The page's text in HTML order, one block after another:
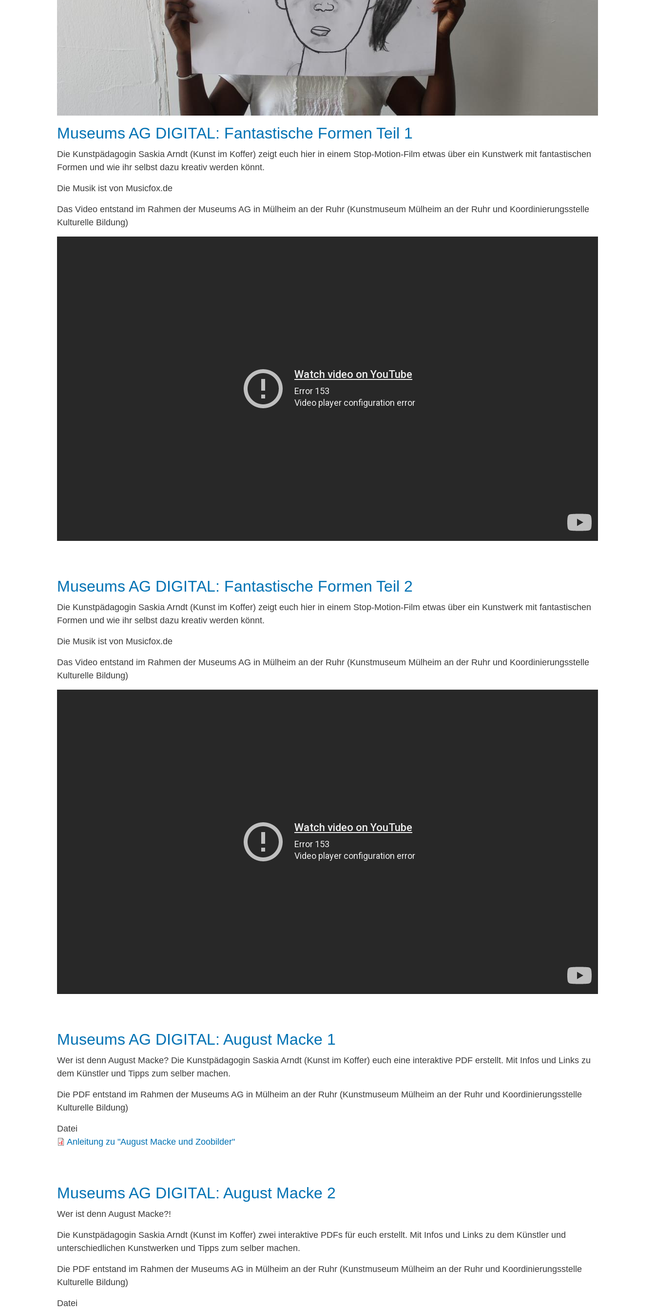
Museums AG DIGITAL: Fantastische Formen Teil 1
Die Kunstpädagogin Saskia Arndt (Kunst im Koffer) zeigt euch hier in einem Stop-Motion-Film etwas über ein Kunstwerk mit fantastischen
Formen und wie ihr selbst dazu kreativ werden könnt.
Die Musik ist von Musicfox.de
Das Video entstand im Rahmen der Museums AG in Mülheim an der Ruhr (Kunstmuseum Mülheim an der Ruhr und Koordinierungsstelle
Kulturelle Bildung)
Museums AG DIGITAL: Fantastische Formen Teil 2
Die Kunstpädagogin Saskia Arndt (Kunst im Koffer) zeigt euch hier in einem Stop-Motion-Film etwas über ein Kunstwerk mit fantastischen
Formen und wie ihr selbst dazu kreativ werden könnt.
Die Musik ist von Musicfox.de
Das Video entstand im Rahmen der Museums AG in Mülheim an der Ruhr (Kunstmuseum Mülheim an der Ruhr und Koordinierungsstelle
Kulturelle Bildung)
Museums AG DIGITAL: August Macke 1
Wer ist denn August Macke? Die Kunstpädagogin Saskia Arndt (Kunst im Koffer) euch eine interaktive PDF erstellt. Mit Infos und Links zu
dem Künstler und Tipps zum selber machen.
Die PDF entstand im Rahmen der Museums AG in Mülheim an der Ruhr (Kunstmuseum Mülheim an der Ruhr und Koordinierungsstelle
Kulturelle Bildung)
Datei
Anleitung zu "August Macke und Zoobilder"
Museums AG DIGITAL: August Macke 2
Wer ist denn August Macke?!
Die Kunstpädagogin Saskia Arndt (Kunst im Koffer) zwei interaktive PDFs für euch erstellt. Mit Infos und Links zu dem Künstler und
unterschiedlichen Kunstwerken und Tipps zum selber machen.
Die PDF entstand im Rahmen der Museums AG in Mülheim an der Ruhr (Kunstmuseum Mülheim an der Ruhr und Koordinierungsstelle
Kulturelle Bildung)
Datei